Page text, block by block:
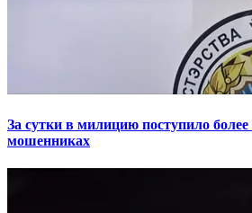
За сутки в милицию поступило
мошенниках